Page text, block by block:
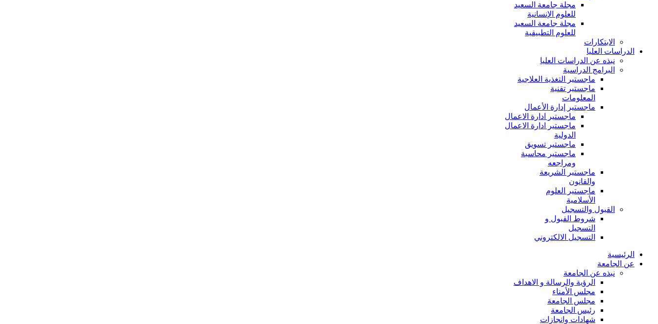
مجلة جامعة السعيد
للعلوم الإنسانية
مجلة جامعة السعيد
للعلوم التطبيقية
الابتكارات
الدراسات العليا
نبذه عن الدراسات العليا
البرامج الدراسية
ماجستير التغذية العلاجية
ماجستير تقنية
المعلومات
ماجستير إدارة الأعمال
ماجستير ادارة الاعمال
ماجستير ادارة الاعمال
الدولية
ماجستير تسويق
ماجستير محاسبة
ومراجعه
ماجستير الشريعة
والقانون
ماجستير العلوم
الأسلامية
القبول والتسجيل
شروط القبول و
التسجيل
التسجيل الالكتروني
الرئيسية
عن الجامعة
نبذه عن الجامعة
الرؤية والرسالة و الاهداف
مجلس الأمناء
مجلس الجامعة
رئيس الجامعة
شهادات وانجازات